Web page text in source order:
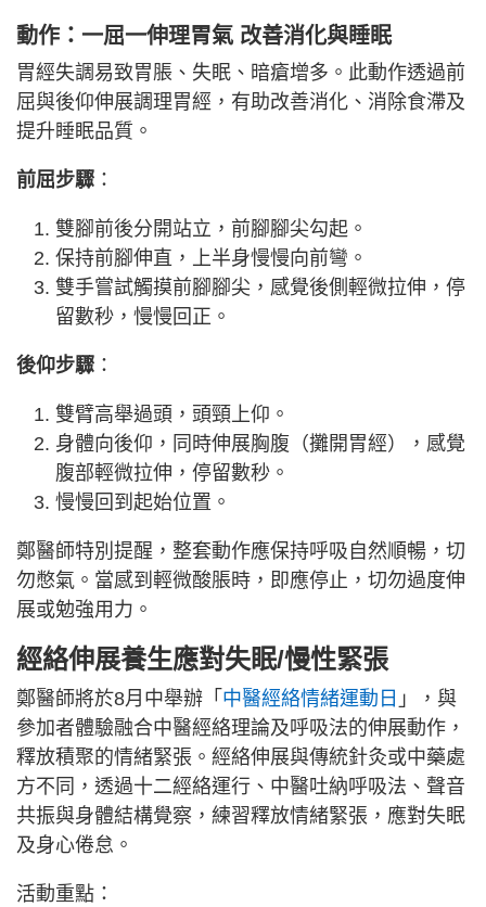
動作：一屈一伸理胃氣 改善消化與睡眠
胃經失調易致胃脹、失眠、暗瘡增多。此動作透過前
屈與後仰伸展調理胃經，有助改善消化、消除食滯及
提升睡眠品質。
前屈步驟 ：
雙腳前後分開站立，前腳腳尖勾起。
保持前腳伸直，上半身慢慢向前彎。
雙手嘗試觸摸前腳腳尖，感覺後側輕微拉伸，停
留數秒，慢慢回正。
後仰步驟 ：
雙臂高舉過頭，頭頸上仰。
身體向後仰，同時伸展胸腹（攤開胃經），感覺
腹部輕微拉伸，停留數秒。
慢慢回到起始位置。
鄭醫師特別提醒，整套動作應保持呼吸自然順暢，切
勿憋氣。當感到輕微酸脹時，即應停止，切勿過度伸
展或勉強用力。
經絡伸展養生應對失眠/慢性緊張
鄭醫師將於8月中舉辦「 中醫經絡情緒運動日 」，與
參加者體驗融合中醫經絡理論及呼吸法的伸展動作，
釋放積聚的情緒緊張。經絡伸展與傳統針灸或中藥處
方不同，透過十二經絡運行、中醫吐納呼吸法、聲音
共振與身體結構覺察，練習釋放情緒緊張，應對失眠
及身心倦怠。
活動重點：